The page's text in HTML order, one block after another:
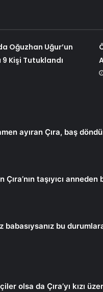
Oğuzhan Uğur’un
Kişi Tutuklandı
ayıran Çıra, baş
taşıyıcı anneden
babasıysanız bu
olsa da Çıra’yı kızı